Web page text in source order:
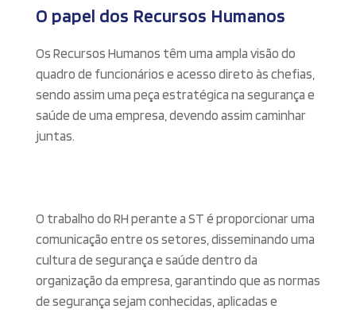
O papel dos Recursos Humanos
Os Recursos Humanos têm uma ampla visão do
quadro de funcionários e acesso direto às chefias,
sendo assim uma peça estratégica na segurança e
saúde de uma empresa, devendo assim caminhar
juntas.
O trabalho do RH perante a ST é proporcionar uma
comunicação entre os setores, disseminando uma
cultura de segurança e saúde dentro da
organização da empresa, garantindo que as normas
de segurança sejam conhecidas, aplicadas e